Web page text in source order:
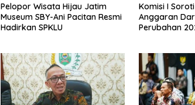
Pelopor Wisata Hijau Jatim
Museum SBY-Ani Pacitan Resmi
Hadirkan SPKLU
Komisi I
Anggaran
Perubahan